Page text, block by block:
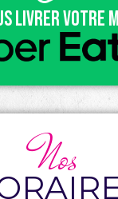
livrer votre
Nos